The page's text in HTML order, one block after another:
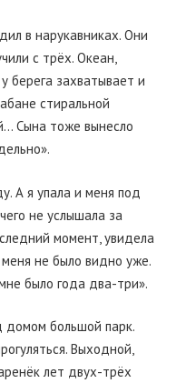
в нарукавниках. Они
с трёх. Океан,
берега захватывает и
стиральной
Сына тоже вынесло
А я упала и меня под
не услышала за
момент, увидела
не было видно уже.
было года два-три».
домом большой парк.
Выходной,
лет двух-трёх